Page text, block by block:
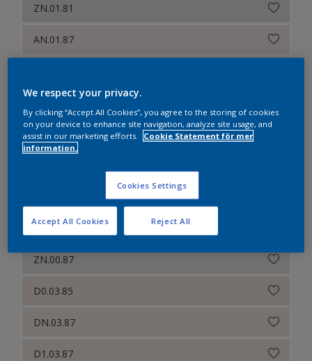
ZN.01.81
AN.01.87
CN.00.86
CN.00.87
D0.03.83
ZN.00.87
D0.03.85
DN.03.87
D1.03.87
We respect your privacy.
By clicking “Accept All Cookies”, you agree to the storing of cookies
on your device to enhance site navigation, analyze site usage, and
assist in our marketing efforts.
Cookie Statement för mer
information.
Cookies Settings
Reject All
Accept All Cookies